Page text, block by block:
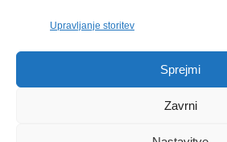
Upravljanje storitev
Sprejmi
Zavrni
FOTO: Razstava
Dogodki 27. novembra,